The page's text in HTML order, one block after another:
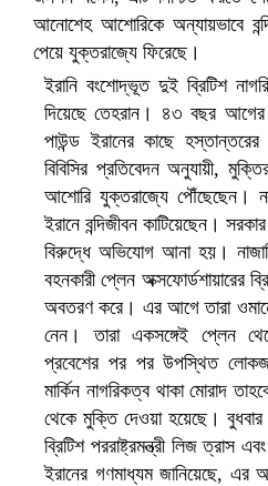
সৌদিতে ব্যাপক ধরপাকড়, এক
বৈষম্যবিরোধী ছাত্র আন্দোলনের
ইরানি বংশোদ্ভূত দুই ব্রিটিশ
দিয়েছে তেহরান। ৪৩ বছর আগের
পাউন্ড ইরানের কাছে
বিবিসির প্রতিবেদন অনুযায়ী,
আশোরি যুক্তরাজ্যে পৌঁছেছেন।
ইরানে বন্দিজীবন কাটিয়েছেন।
বিরুদ্ধে অভিযোগ আনা হয়।
বহনকারী প্লেন অক্সফোর্ডশায়ারের
অবতরণ করে। এর আগে তারা
নেন। তারা একসঙ্গেই প্লেন
প্রবেশের পর পর উপস্থিত
মার্কিন নাগরিকত্ব থাকা মোরাদ
থেকে মুক্তি দেওয়া হয়েছে। বুধবার
ব্রিটিশ পররাষ্ট্রমন্ত্রী লিজ ত্রাস
ইরানের গণমাধ্যম জানিয়েছে, এর